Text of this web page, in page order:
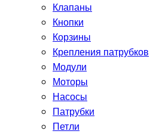
Клапаны
Кнопки
Корзины
Крепления патрубков
Модули
Моторы
Насосы
Патрубки
Петли